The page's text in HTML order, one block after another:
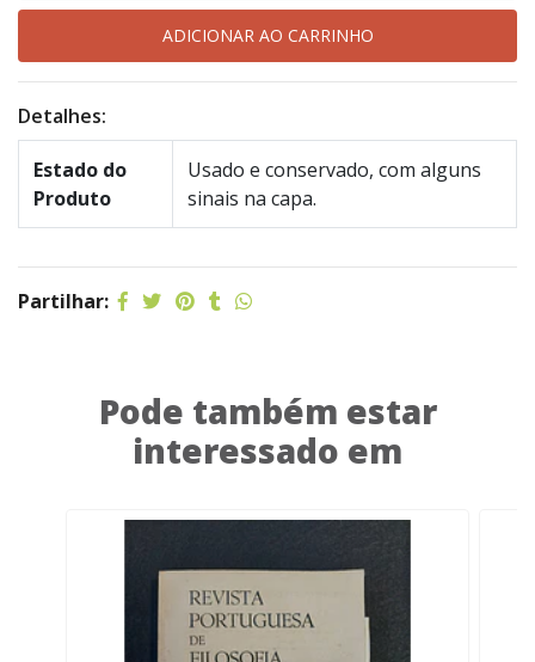
Detalhes:
Estado do
Produto
Usado e conservado, com alguns
sinais na capa.
Partilhar:
Pode também estar
interessado em